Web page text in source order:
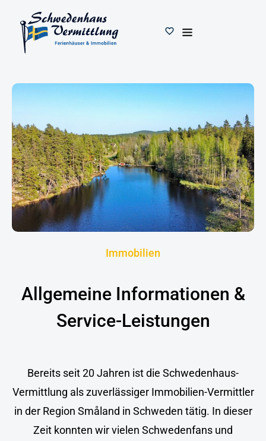
Immobilien
Allgemeine Informationen &
Service-Leistungen
Bereits seit 20 Jahren ist die Schwedenhaus-
Vermittlung als zuverlässiger Immobilien-Vermittler
in der Region Småland in Schweden tätig. In dieser
Zeit konnten wir vielen Schwedenfans und